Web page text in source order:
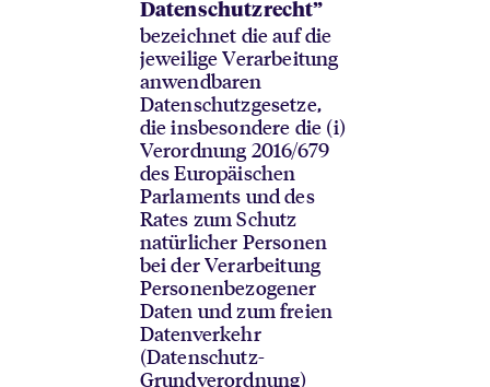
Datenschutzrecht”
bezeichnet die auf die
jeweilige Verarbeitung
anwendbaren
Datenschutzgesetze,
die insbesondere die (i)
Verordnung 2016/679
des Europäischen
Parlaments und des
Rates zum Schutz
natürlicher Personen
bei der Verarbeitung
Personenbezogener
Daten und zum freien
Datenverkehr
(Datenschutz-
Grundverordnung)